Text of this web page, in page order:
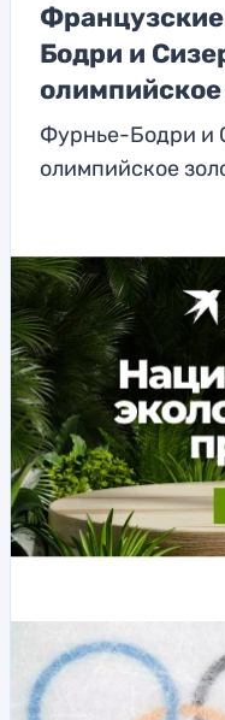
Бодри и
Фурнье-Бодри и
олимпийское